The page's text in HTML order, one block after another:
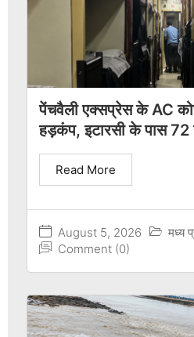
पेंचवैली एक्सप्रेस के AC
हड़कंप, इटारसी के पास 72
August 5, 2026
मध्य
Comment (0)
Read More